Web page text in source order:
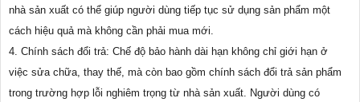
nhà sản xuất có thể giúp người dùng tiếp tục sử dụng sản phẩm một
cách hiệu quả mà không cần phải mua mới.
4. Chính sách đổi trả: Chế độ bảo hành dài hạn không chỉ giới hạn ở
việc sửa chữa, thay thế, mà còn bao gồm chính sách đổi trả sản phẩm
trong trường hợp lỗi nghiêm trọng từ nhà sản xuất. Người dùng có